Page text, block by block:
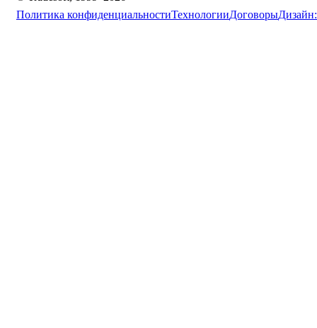
Политика конфиденциальностиТехнологииДоговорыДизайн: